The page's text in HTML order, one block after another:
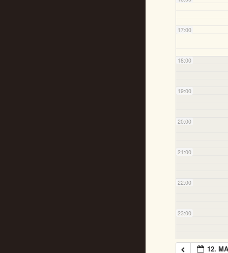
17:00
18:00
19:00
20:00
21:00
22:00
23:00
12.